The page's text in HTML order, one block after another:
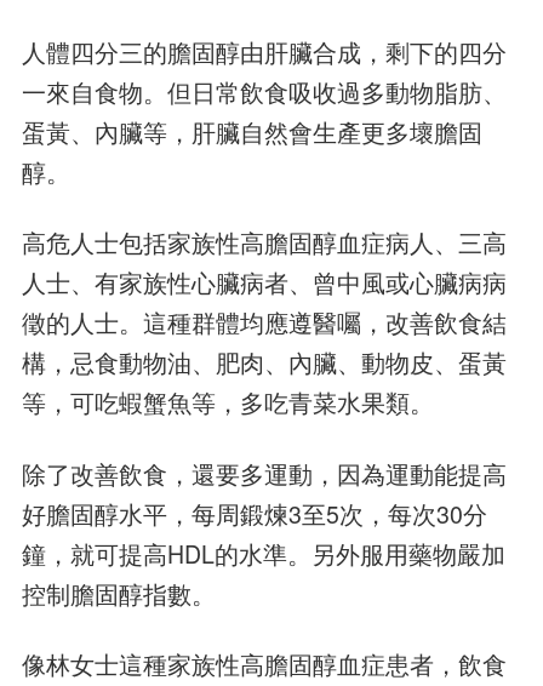
人體四分三的膽固醇由肝臟合成，剩下的四分
一來自食物。但日常飲食吸收過多動物脂肪、
蛋黃、內臟等，肝臟自然會生產更多壞膽固
醇。
高危人士包括家族性高膽固醇血症病人、三高
人士、有家族性心臟病者、曾中風或心臟病病
徵的人士。這種群體均應遵醫囑，改善飲食結
構，忌食動物油、肥肉、內臟、動物皮、蛋黃
等，可吃蝦蟹魚等，多吃青菜水果類。
除了改善飲食，還要多運動，因為運動能提高
好膽固醇水平，每周鍛煉3至5次，每次30分
鐘，就可提高HDL的水準。另外服用藥物嚴加
控制膽固醇指數。
像林女士這種家族性高膽固醇血症患者，飲食